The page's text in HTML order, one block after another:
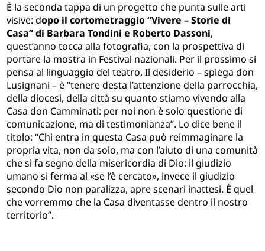
È la seconda tappa di un progetto che punta sulle arti
visive: dopo il cortometraggio “Vivere – Storie di
Casa” di Barbara Tondini e Roberto Dassoni,
quest’anno tocca alla fotografia, con la prospettiva di
portare la mostra in Festival nazionali. Per il prossimo si
pensa al linguaggio del teatro. Il desiderio – spiega don
Lusignani – è “tenere desta l’attenzione della parrocchia,
della diocesi, della città su quanto stiamo vivendo alla
Casa don Camminati: per noi non è solo questione di
comunicazione, ma di testimonianza”. Lo dice bene il
titolo: “Chi entra in questa Casa può reimmaginare la
propria vita, non da solo, ma con l’aiuto di una comunità
che si fa segno della misericordia di Dio: il giudizio
umano si ferma al «se l’è cercato», invece il giudizio
secondo Dio non paralizza, apre scenari inattesi. È quel
che vorremmo che la Casa diventasse dentro il nostro
territorio”.